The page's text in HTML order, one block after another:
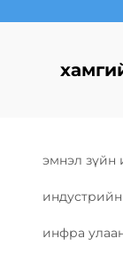
эмнэл зүйн
инфра